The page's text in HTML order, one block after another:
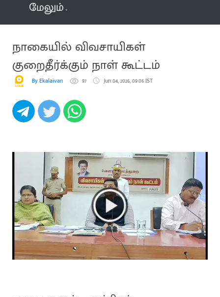
மேலும்
நாகையில் விவசாயிகள்
குறைதீர்க்கும் நாள் கூட்டம்
By Ekalaivan 97 Jun 04, 2026, 09:06 IST